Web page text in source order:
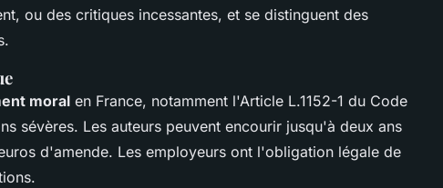
ou des critiques incessantes, et se distinguent des
moral en France, notamment l'Article L.1152-1 du Code
sévères. Les auteurs peuvent encourir jusqu'à deux ans
d'amende. Les employeurs ont l'obligation légale de